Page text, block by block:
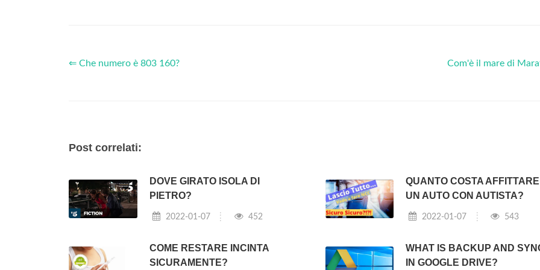
⇐ Che numero è 803 160? Com'è il mare di
Post correlati:
DOVE GIRATO ISOLA DI
PIETRO?
2022-01-07 452
QUANTO COSTA AFFITTARE
UN AUTO CON AUTISTA?
2022-01-07 543
COME RESTARE INCINTA
SICURAMENTE?
WHAT IS BACKUP AND
IN GOOGLE DRIVE?